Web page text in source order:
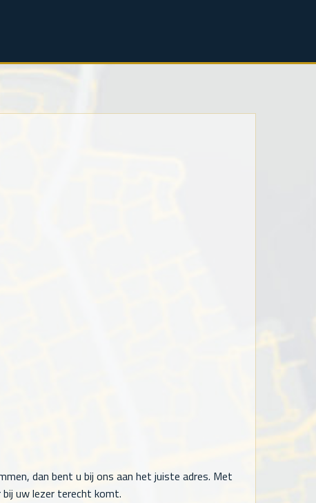
dan bent u bij ons aan het juiste adres. Met
uw lezer terecht komt.